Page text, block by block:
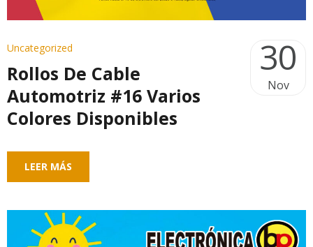
Uncategorized
Rollos De Cable
Automotriz #16 Varios
Colores Disponibles
LEER MÁS
30
Nov